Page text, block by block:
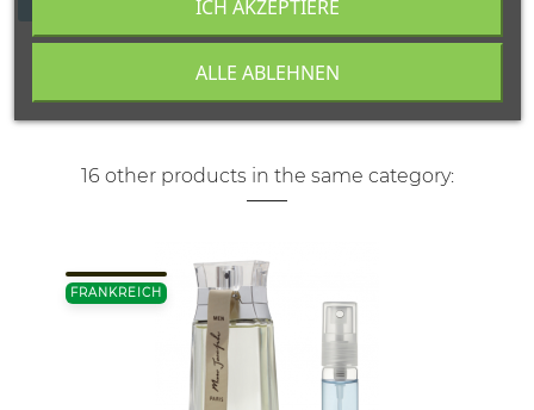
16 other products in the same category:
FRANKREICH
ALLE ABLEHNEN
ICH AKZEPTIERE